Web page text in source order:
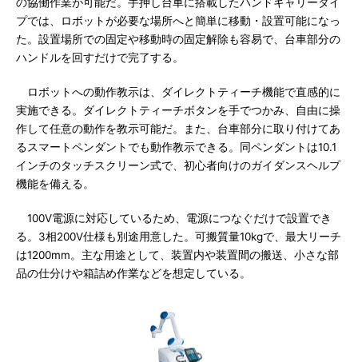
プでは、ロボットが必要な場所へと簡単に移動・設置可能になっ
た。設置場所での固定や移動時の固定解除も容易で、台車部分の
ハンドルを回すだけで完了する。
ロボットへの動作教示は、ダイレクトティーチ機能で直感的に
実施できる。ダイレクトティーチボタンを手でつかみ、自由に操
作して任意の動作を教示可能だ。また、台車部分に取り付けてあ
るスマートペンダントでも動作教示できる。同ペンダントは10.1
インチのタッチスクリーン式で、初心者向けのガイダンスヘルプ
機能を備える。
100V電源に対応しているため、電源につなぐだけで設置でき
る。3相200V仕様も別途用意した。可搬質量10kgで、最大リーチ
は1200mm。主な用途として、装置内や装置間の搬送、小さな部
品の仕分けや箱詰め作業などを想定している。